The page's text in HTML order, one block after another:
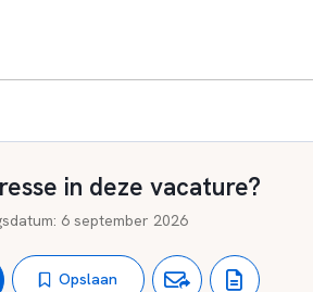
in deze vacature?
: 6 september 2026
Opslaan